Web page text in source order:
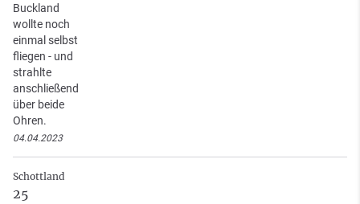
Buckland
wollte noch
einmal selbst
fliegen - und
strahlte
anschließend
über beide
Ohren.
04.04.2023
Schottland
25